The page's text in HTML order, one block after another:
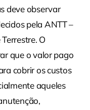
deve observar
pela ANTT –
O
que o valor pago
cobrir os custos
aqueles